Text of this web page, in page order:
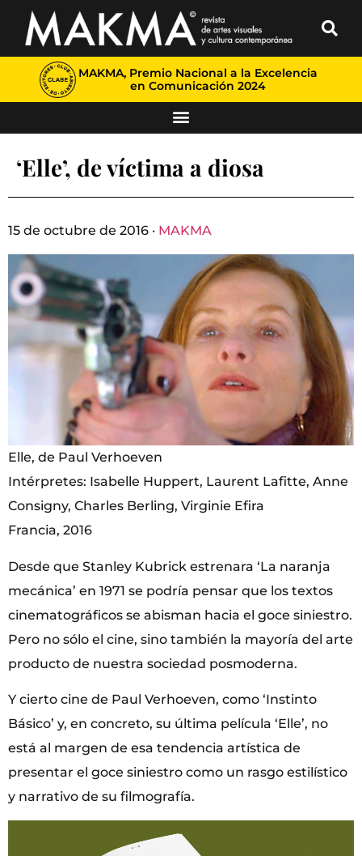
MAKMA, Premio Nacional a la Excelencia
en Comunicación 2024
‘Elle’, de víctima a diosa
15 de octubre de 2016 · MAKMA
Elle, de Paul Verhoeven
Intérpretes: Isabelle Huppert, Laurent Lafitte, Anne
Consigny, Charles Berling, Virginie Efira
Francia, 2016
Desde que Stanley Kubrick estrenara ‘La naranja
mecánica’ en 1971 se podría pensar que los textos
cinematográficos se abisman hacia el goce siniestro.
Pero no sólo el cine, sino también la mayoría del arte
producto de nuestra sociedad posmoderna.
Y cierto cine de Paul Verhoeven, como ‘Instinto
Básico’ y, en concreto, su última película ‘Elle’, no
está al margen de esa tendencia artística de
presentar el goce siniestro como un rasgo estilístico
y narrativo de su filmografía.